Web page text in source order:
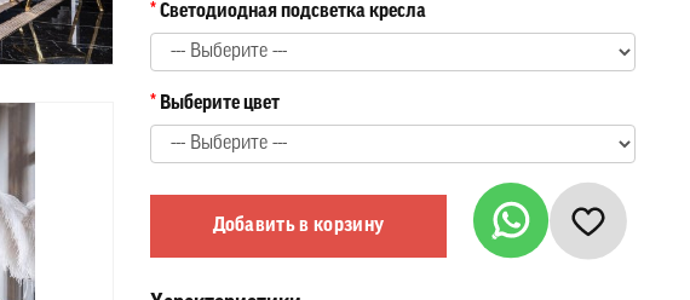
Светодиодная подсветка кресла
Выберите цвет
Добавить в корзину